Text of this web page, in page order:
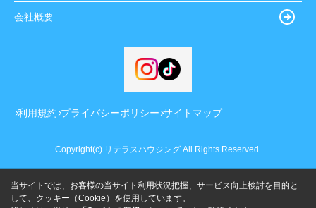
会社概要
利用規約 プライバシーポリシー サイトマップ
Copyright(c) リテラスハウジング All Rights Reserved.
当サイトでは、お客様の当サイト利用状況把握、サービス向上検討を目的と
して、クッキー（Cookie）を使用しています。